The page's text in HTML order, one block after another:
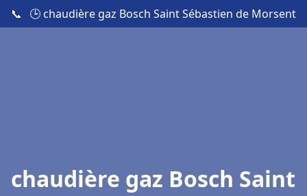
📞 🕒 chaudière gaz Bosch Saint Sébastien de Morsent
chaudière gaz Bosch Saint